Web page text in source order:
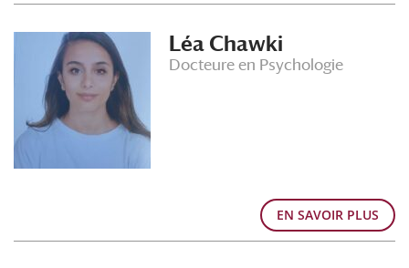
Léa Chawki
Docteure en Psychologie
EN SAVOIR PLUS